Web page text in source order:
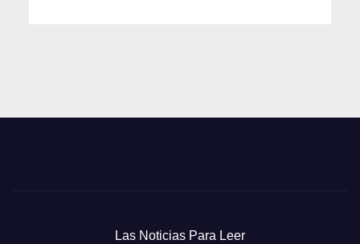
Las Noticias Para Leer